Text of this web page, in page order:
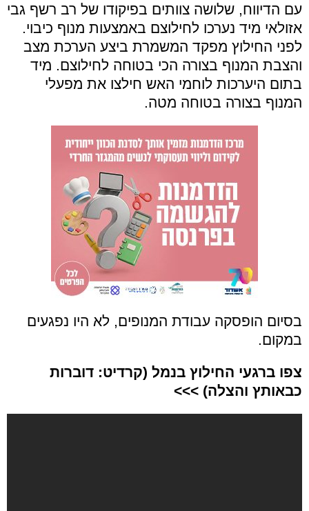
עם הדיווח, שלושה צוותים בפיקודו של רב רשף גבי
אזולאי מיד נערכו לחילוצם באמצעות מנוף כיבוי.
לפני החילוץ מפקד המשמרת ביצע הערכת מצב
והצבת המנוף בצורה הכי בטוחה לחילוצם. מיד
בתום היערכות לוחמי האש חילצו את מפעלי
המנוף בצורה בטוחה מטה.
בסיום הופסקה עבודת המנופים, לא היו נפגעים
במקום.
צפו ברגעי החילוץ בנמל (קרדיט: דוברות
כבאותץ והצלה) >>>